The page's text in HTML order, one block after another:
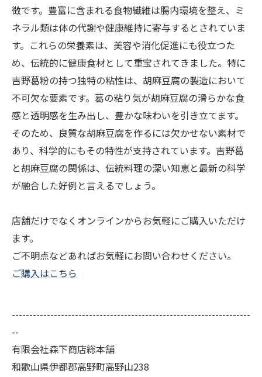
徴です。豊富に含まれる食物繊維は腸内環境を整え、ミ
ネラル類は体の代謝や健康維持に寄与するとされていま
す。これらの栄養素は、美容や消化促進にも役立つた
め、伝統的に健康食材として重宝されてきました。特に
吉野葛粉の持つ独特の粘性は、胡麻豆腐の製造において
不可欠な要素です。葛の粘り気が胡麻豆腐の滑らかな食
感と透明感を生み出し、豊かな味わいを引き立てます。
そのため、良質な胡麻豆腐を作るには欠かせない素材で
あり、科学的にもその特性が支持されています。吉野葛
と胡麻豆腐の関係は、伝統料理の深い知恵と最新の科学
が融合した好例と言えるでしょう。
店舗だけでなくオンラインからお気軽にご購入いただけ
ます。
ご不明点などあればお気軽にお問い合わせください。
ご購入はこちら
--------------------------------------------------------------------
--
有限会社森下商店総本舗
和歌山県伊都郡高野町高野山238